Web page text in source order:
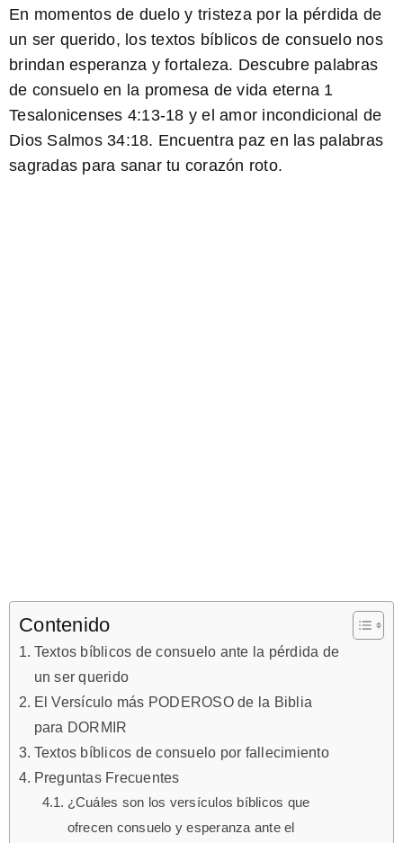
En momentos de duelo y tristeza por la pérdida de
un ser querido, los textos bíblicos de consuelo nos
brindan esperanza y fortaleza. Descubre palabras
de consuelo en la promesa de vida eterna 1
Tesalonicenses 4:13-18 y el amor incondicional de
Dios Salmos 34:18. Encuentra paz en las palabras
sagradas para sanar tu corazón roto.
Contenido
Textos bíblicos de consuelo ante la pérdida de
un ser querido
El Versículo más PODEROSO de la Biblia
para DORMIR
Textos bíblicos de consuelo por fallecimiento
Preguntas Frecuentes
¿Cuáles son los versículos bíblicos que
ofrecen consuelo y esperanza ante el